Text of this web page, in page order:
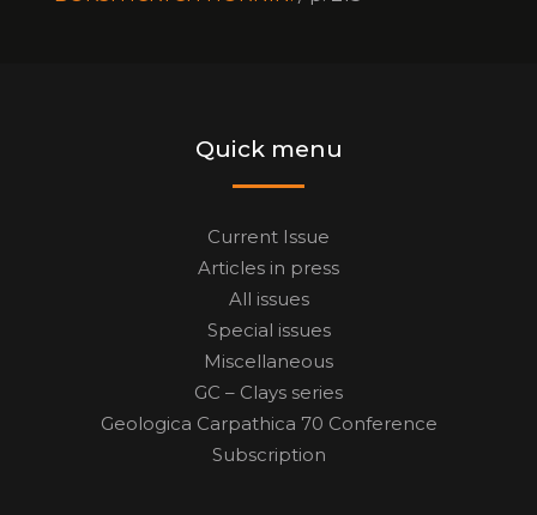
Quick menu
Current Issue
Articles in press
All issues
Special issues
Miscellaneous
GC – Clays series
Geologica Carpathica 70 Conference
Subscription